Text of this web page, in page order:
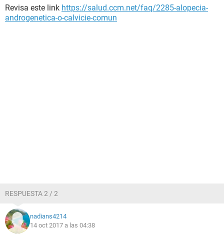
Revisa este link https://salud.ccm.net/faq/2285-alopecia-
androgenetica-o-calvicie-comun
RESPUESTA 2 / 2
nadians4214
14 oct 2017 a las 04:38